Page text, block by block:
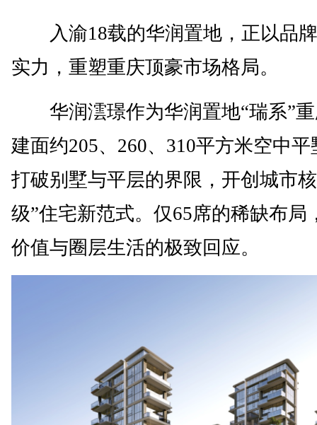
入渝18载的华润置地，正以品牌
实力，重塑重庆顶豪市场格局。
华润澐璟作为华润置地“瑞系”重
建面约205、260、310平方米空中
打破别墅与平层的界限，开创城市
级”住宅新范式。仅65席的稀缺布局
价值与圈层生活的极致回应。